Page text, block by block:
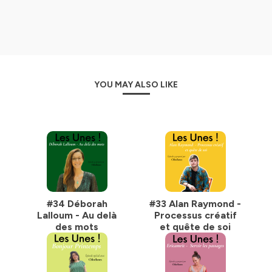
Ce podcast est une expérimentation artistique qui
des captations intimistes où l'auditeurice peut
s'immerger au fil d'une conversation qui lui offrira ses
mystères et ses secrets. Une occasion de parler de sa
démarche ou son parcours dans un échange à coeur
ouvert. Une proposition aussi d'aborder des
méconnues du grand public.
ARTS
CORPS
RELATION
CRÉATIVITÉ
YOU MAY ALSO LIKE
#34 Déborah
Lalloum - Au delà
des mots
#33 Alan Raymond -
Processus créatif
et quête de soi